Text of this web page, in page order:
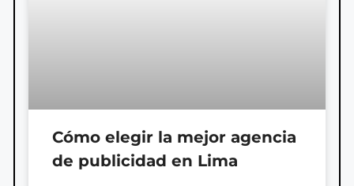
Cómo elegir la mejor agencia
de publicidad en Lima